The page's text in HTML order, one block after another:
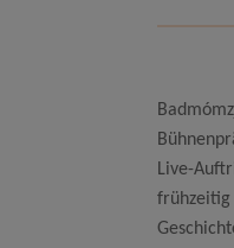
Live-
frühzeitig